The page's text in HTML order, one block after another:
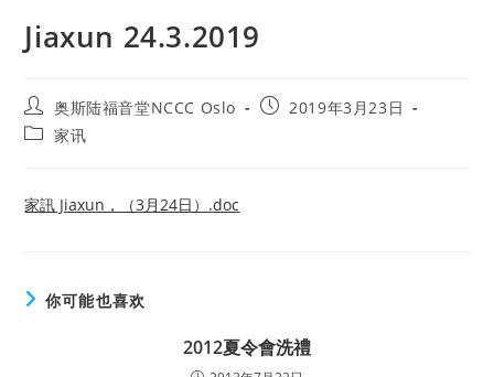
Jiaxun 24.3.2019
Post
author:
奥斯陆福音堂NCCC Oslo
Post2019年3月23日
Post家讯
家訊 Jiaxun，（3月24日）.doc
你可能也喜欢
2012夏令會洗禮